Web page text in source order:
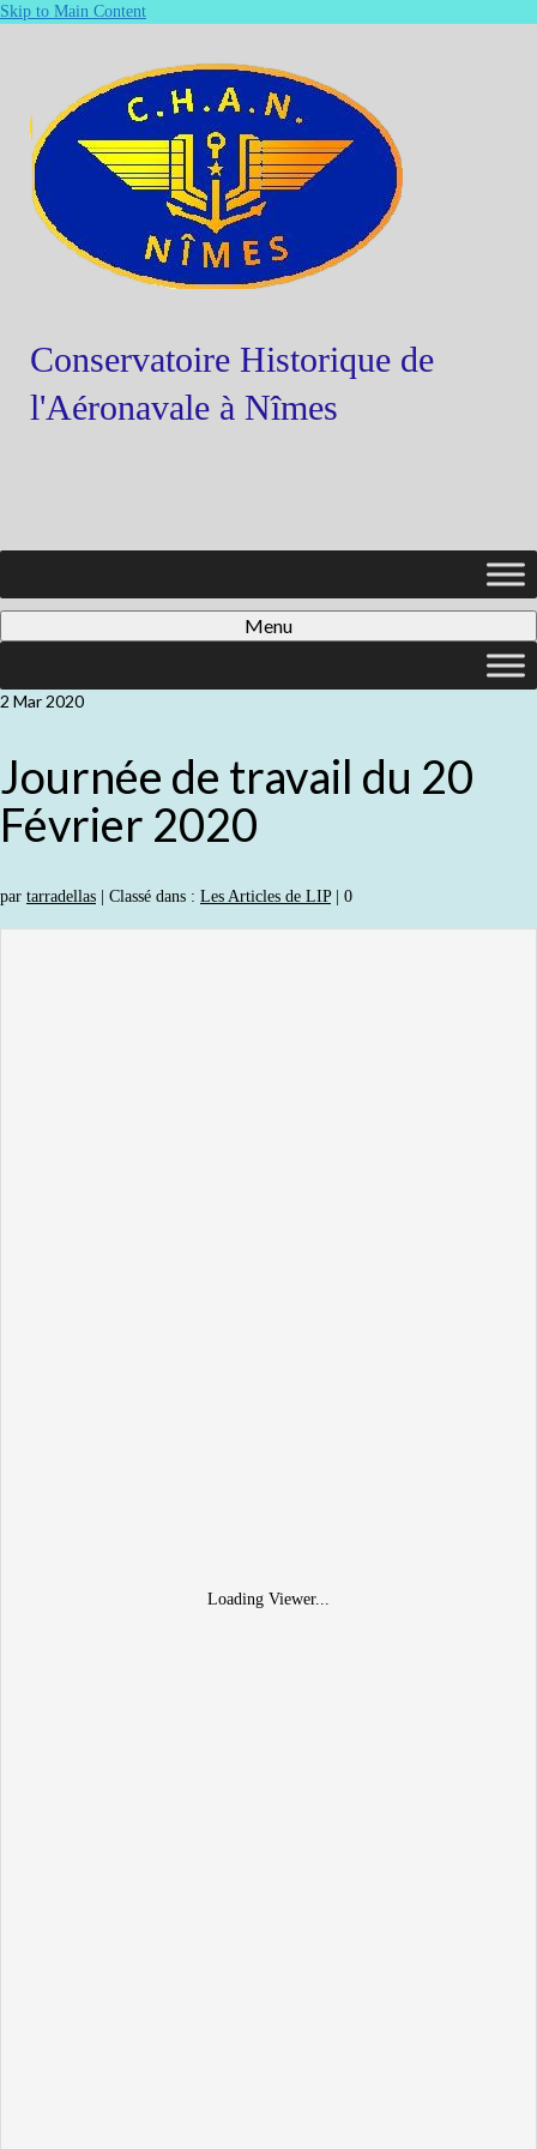
Skip to Main Content
Conservatoire Historique de
l'Aéronavale à Nîmes
Menu
2 Mar 2020
Journée de travail du 20
Février 2020
par tarradellas Classé dans : Les Articles de LIP 0
Loading Viewer...